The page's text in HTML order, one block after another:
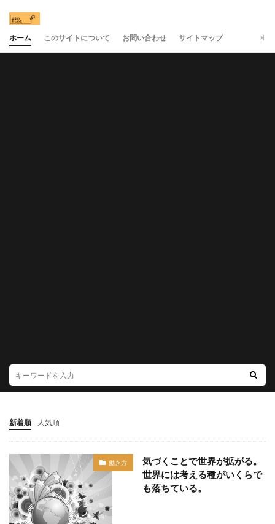
ホーム このサイトについて お問い合わせ サイトマップ
新着順 人気順
働き方
気づくことで世界が拡がる。
世界には考える種がいくらで
も落ちている。